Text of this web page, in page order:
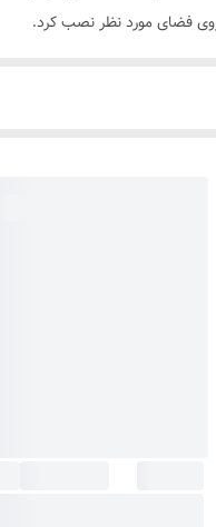
فضای مورد نظر نصب کرد.